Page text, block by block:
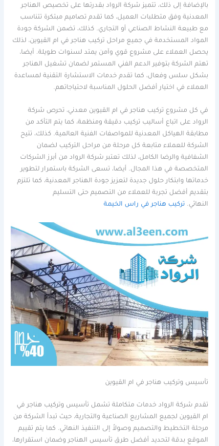
بالإضافة إلى ذلك، تتميز شركة الرواد بقدرتها على تخصيص الهناجر
المعدنية وفق متطلبات العميل، كما تقدم تصاميم مبتكرة تتناسب
مع طبيعة النشاط الصناعي أو التجاري. كذلك، تضمن الشركة جودة
المواد المستخدمة في جميع مراحل تركيب هناجر في ام القيوين، لذلك
يحصل العملاء على مشروع قوي وآمن يمتد لسنوات طويلة. أيضا،
تهتم الشركة بتوفير الدعم الفني المستمر لضمان تشغيل الهناجر
بشكل سلس وفعال، كما تقدم خدمات الاستشارة التقنية لمساعدة
العملاء في اختيار أفضل الحلول المناسبة لاحتياجاتهم.
في كل مشروع تركيب هناجر في ام القيوين معدني، تحرص شركة
الرواد على اتباع أساليب تركيب دقيقة ومنظمة، كما يتم التأكد من
مطابقة الهياكل المعدنية للمواصفات الفنية العالمية. كذلك، تتيح
الشركة للعملاء متابعة كل مرحلة من مراحل التركيب لضمان
الشفافية والرضا الكامل، لذلك تعتبر شركة الرواد من أبرز الشركات
المتخصصة في هذا المجال. أيضا، تسعى الشركة باستمرار لتطوير
خدماتها وابتكار حلول جديدة لتعزيز جودة الهناجر المعدنية، كما تلتزم
بتقديم أفضل تجربة للعملاء من التصميم حتى التسليم
النهائي. تركيب هناجر في راس الخيمة
تأسيس وتركيب هناجر في ام القيوين
تقدم شركة الرواد خدمات متكاملة تشمل تأسيس وتركيب هناجر في
ام القيوين لجميع المشاريع الصناعية والتجارية، حيث تبدأ الشركة من
مرحلة التخطيط والتصميم وصولاً إلى التنفيذ النهائي. كما يتم تقييم
الموقع بدقة لتحديد أفضل طرق تأسيس الهناجر وضمان استقرارها،